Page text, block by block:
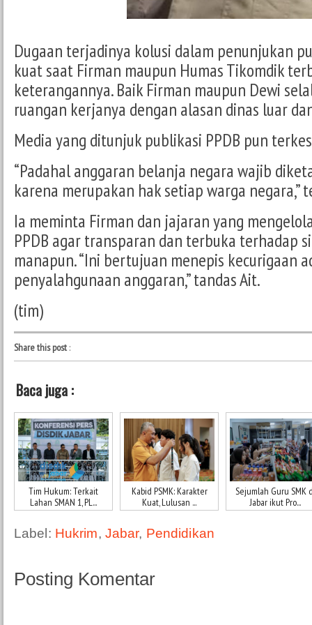
Dugaan terjadinya kolusi dalam penunjukan
kuat saat Firman maupun Humas Tikomdik
keterangannya. Baik Firman maupun Dewi
ruangan kerjanya dengan alasan dinas luar
Media yang ditunjuk publikasi PPDB pun
“Padahal anggaran belanja negara wajib
karena merupakan hak setiap warga negara,”
Ia meminta Firman dan jajaran yang
PPDB agar transparan dan terbuka terhadap
manapun. “Ini bertujuan menepis kecurigaan
penyalahgunaan anggaran,” tandas Ait.
(tim)
Share this post:
Baca juga :
Tim Hukum: Terkait
Lahan SMAN 1, PL...
Kabid PSMK: Karakter
Kuat, Lulusan ...
Sejumlah Guru SMK
Jabar ikut Pro...
Label: Hukrim, Jabar, Pendidikan
Posting Komentar